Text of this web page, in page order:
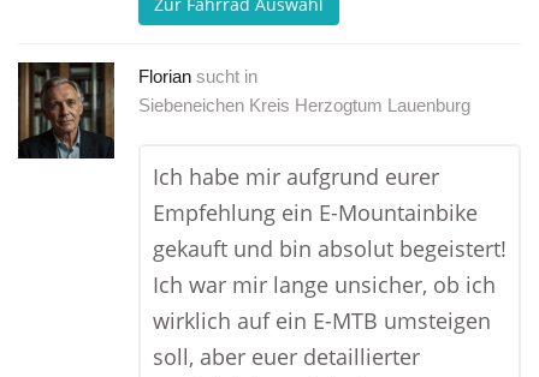
Florian sucht in
Siebeneichen Kreis Herzogtum Lauenburg
Ich habe mir aufgrund eurer
Empfehlung ein E-Mountainbike
gekauft und bin absolut begeistert!
Ich war mir lange unsicher, ob ich
wirklich auf ein E-MTB umsteigen
soll, aber euer detaillierter